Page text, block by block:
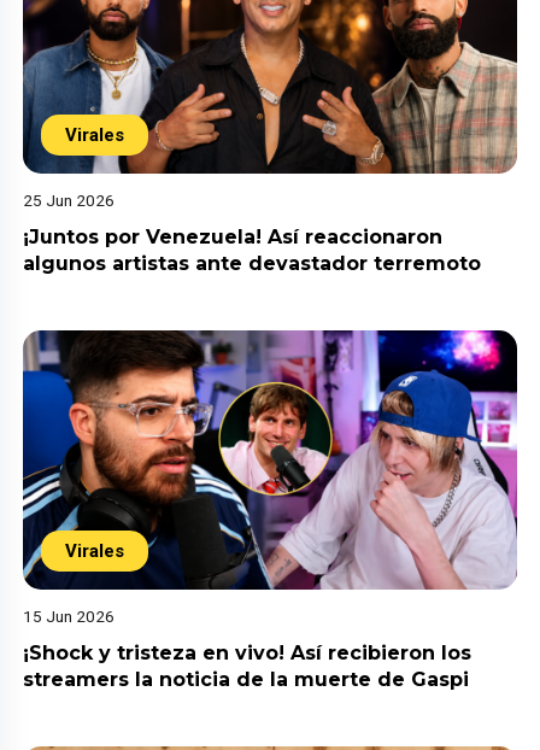
Virales
25 Jun 2026
¡Juntos por Venezuela! Así reaccionaron
algunos artistas ante devastador terremoto
Virales
15 Jun 2026
¡Shock y tristeza en vivo! Así recibieron los
streamers la noticia de la muerte de Gaspi